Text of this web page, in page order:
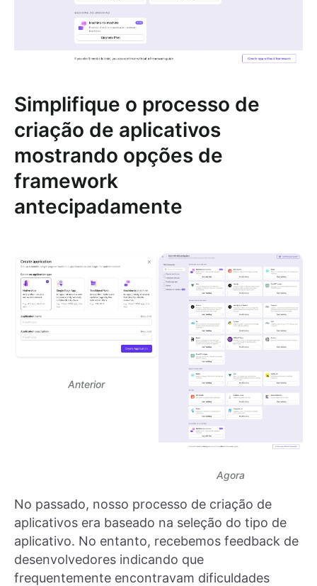
Simplifique o processo de
criação de aplicativos
mostrando opções de
framework
antecipadamente
Anterior
Agora
No passado, nosso processo de criação de
aplicativos era baseado na seleção do tipo de
aplicativo. No entanto, recebemos feedback de
desenvolvedores indicando que
frequentemente encontravam dificuldades